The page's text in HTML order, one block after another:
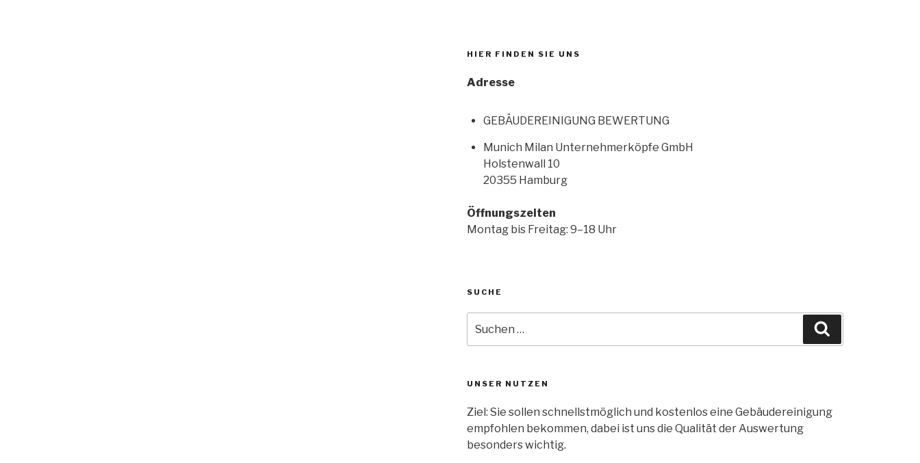
HIER FINDEN SIE UNS
Adresse
GEBÄUDEREINIGUNG BEWERTUNG
Munich Milan Unternehmerköpfe GmbH
Holstenwall 10
20355 Hamburg
Öffnungszeiten
Montag bis Freitag: 9–18 Uhr
SUCHE
UNSER NUTZEN
Ziel: Sie sollen schnellstmöglich und kostenlos eine Gebäudereinigung
empfohlen bekommen, dabei ist uns die Qualität der Auswertung
besonders wichtig.
Gebäudereiniger Support